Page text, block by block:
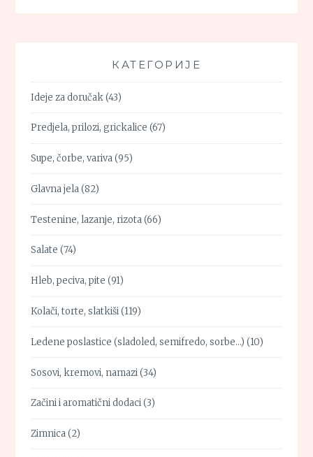
КАТЕГОРИЈЕ
Ideje za doručak(43)
Predjela, prilozi, grickalice (67)
Supe, čorbe, variva(95)
Glavna jela(82)
Testenine, lazanje, rizota(66)
Salate (74)
Hleb, peciva, pite (91)
Kolači, torte, slatkiši(119)
Ledene poslastice (sladoled, semifredo, sorbe…) (10)
Sosovi, kremovi, namazi(34)
Začini i aromatični dodaci(3)
Zimnica(2)